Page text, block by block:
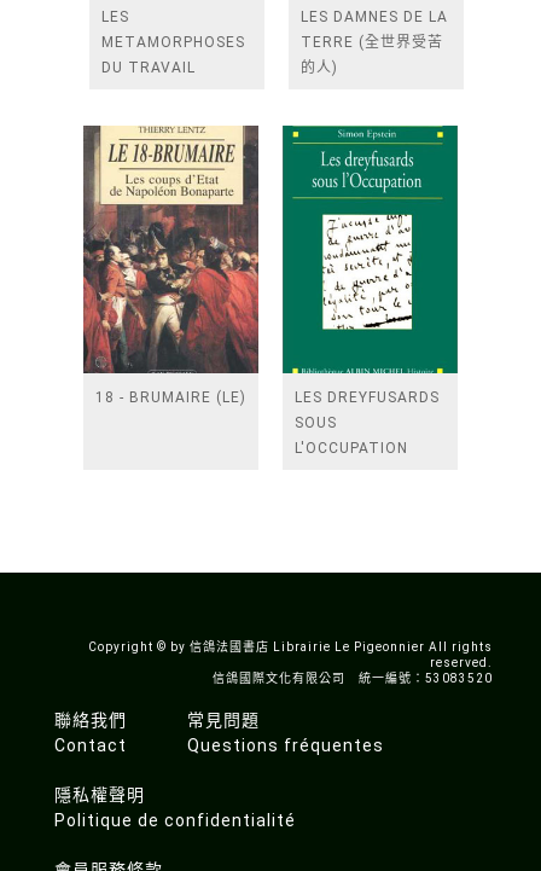
LES
METAMORPHOSES
DU TRAVAIL
LES DAMNES DE LA
TERRE (全世界受苦
的人)
18 - BRUMAIRE (LE)
LES DREYFUSARDS
SOUS
L'OCCUPATION
Copyright © by 信鴿法國書店 Librairie Le Pigeonnier All rights
reserved.
信鴿國際文化有限公司 統一編號：53083520
聯絡我們
Contact
常見問題
Questions fréquentes
隱私權聲明
Politique de confidentialité